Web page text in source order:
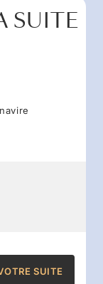
SUITE
SUITE